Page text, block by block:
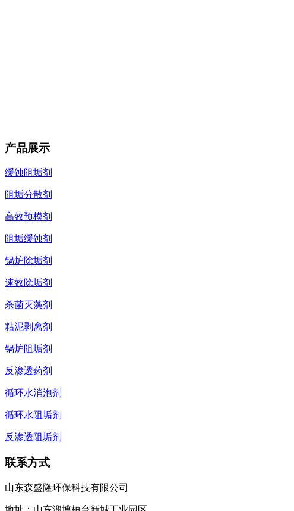
产品展示
缓蚀阻垢剂
阻垢分散剂
高效预模剂
阻垢缓蚀剂
锅炉除垢剂
速效除垢剂
杀菌灭藻剂
粘泥剥离剂
锅炉阻垢剂
反渗透药剂
循环水消泡剂
循环水阻垢剂
反渗透阻垢剂
联系方式
山东森盛隆环保科技有限公司